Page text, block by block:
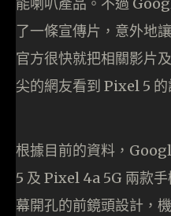
能喇叭產品。不過
了一條宣傳片，意外地
官方很快就把相關影片
尖的網友看到 Pixel 5 的
根據目前的資料，
5 及 Pixel 4a 5G 兩款
幕開孔的前鏡頭設計，